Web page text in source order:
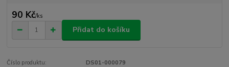
90 Kč/ks
Přidat do košíku
Číslo produktu: DS01-000079